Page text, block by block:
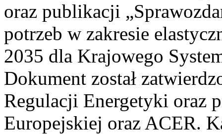
oraz publikacji
potrzeb w zakresie
2035 dla Krajowego
Dokument został
Regulacji Energetyki oraz
Europejskiej oraz ACER.